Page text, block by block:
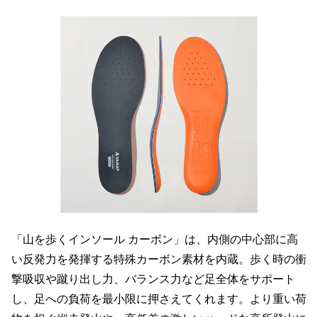
「山を歩くインソール カーボン」は、内側の中心部に高
い反発力を発揮する特殊カーボン素材を内蔵。歩く時の衝
撃吸収や蹴り出し力、バランス力など足全体をサポート
し、足への負荷を最小限に押さえてくれます。より重い荷